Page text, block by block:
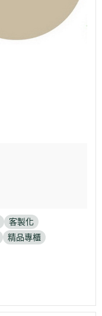
客製化
精品專櫃